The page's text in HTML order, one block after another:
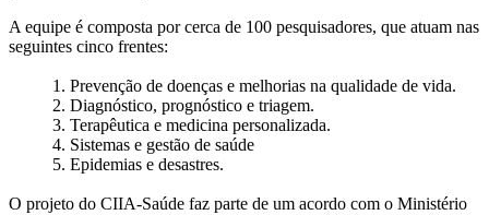
A equipe é composta por cerca de 100 pesquisadores, que atuam nas
seguintes cinco frentes:
1. Prevenção de doenças e melhorias na qualidade de vida.
2. Diagnóstico, prognóstico e triagem.
3. Terapêutica e medicina personalizada.
4. Sistemas e gestão de saúde
5. Epidemias e desastres.
O projeto do CIIA-Saúde faz parte de um acordo com o Ministério